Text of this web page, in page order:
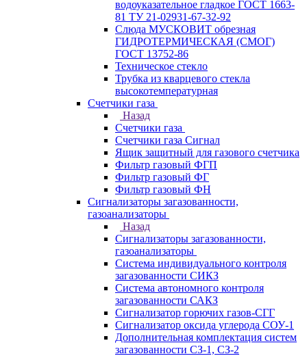
водоуказательное гладкое ГОСТ 1663-
81 ТУ 21-02931-67-32-92
Слюда МУСКОВИТ обрезная
ГИДРОТЕРМИЧЕСКАЯ (СМОГ)
ГОСТ 13752-86
Техническое стекло
Трубка из кварцевого стекла
высокотемпературная
Счетчики газа
Назад
Счетчики газа
Счетчики газа Сигнал
Ящик защитный для газового счетчика
Фильтр газовый ФГП
Фильтр газовый ФГ
Фильтр газовый ФН
Сигнализаторы загазованности,
газоанализаторы
Назад
Сигнализаторы загазованности,
газоанализаторы
Система индивидуального контроля
загазованности СИКЗ
Система автономного контроля
загазованности САКЗ
Сигнализатор горючих газов-СГГ
Сигнализатор оксида углерода СОУ-1
Дополнительная комплектация систем
загазованности СЗ-1, СЗ-2